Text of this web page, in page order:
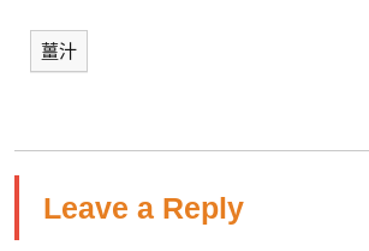
薑汁
Leave a Reply